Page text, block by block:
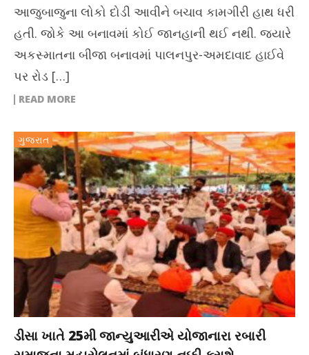
આજુબાજુના લોકો દોડી આવીને બચાવ કામગીરી હાથ ધરી
હતી. જોકે આ બનાવમાં કોઈ જાનહાની થઈ નથી. જ્યારે
અકસ્માતના બીજા બનાવમાં પાલનપુર-અમદાવાદ હાઈવે
પર રોડ […]
READ MORE
ગુજરાત
ડીસા ખાતે 25મી જાન્યુઆરીએ યોજાનારા રબારી